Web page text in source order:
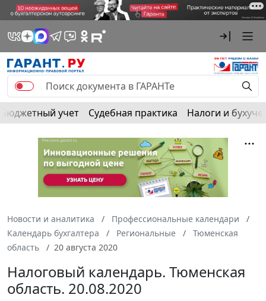
Бюджетный учет Судебная практика Налоги и
Новости и аналитика
Профессиональные календари
Календарь бухгалтера
Региональные
Тюменская
область
20 августа 2020
Налоговый календарь. Тюменская
область. 20.08.2020